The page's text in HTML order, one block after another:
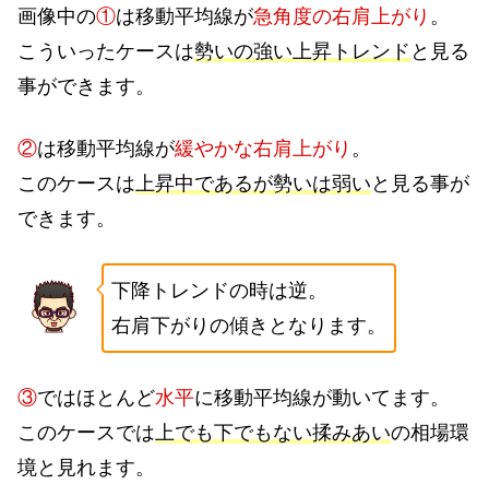
画像中の①は移動平均線が急角度の右肩上がり 。
こういったケースは勢いの強い上昇トレンド と見る
事ができます。
②は移動平均線が緩やかな右肩上がり 。
このケースは上昇中であるが勢いは弱い と見る事が
できます。
下降トレンドの時は逆。
右肩下がりの傾きとなります。
③ではほとんど水平に移動平均線が動いてます。
このケースでは上でも下でもない揉みあいの相場環
境と見れます。